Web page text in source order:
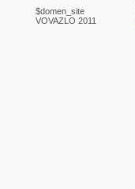
$domen_site
VOVAZLO 2011